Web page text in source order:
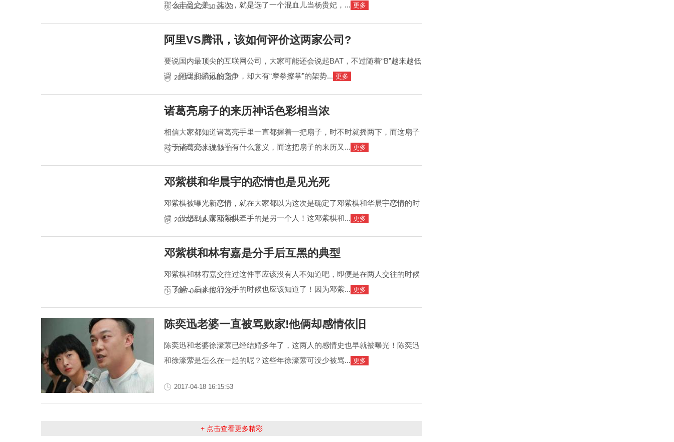
那么丰盈之美。其次，就是选了一个混血儿当杨贵妃，... 更多
2017-12-24 10:05:23
阿里VS腾讯，该如何评价这两家公司?
要说国内最顶尖的互联网公司，大家可能还会说起BAT，不过随着“B”越来越低
调，阿里和腾讯的竞争，却大有“摩拳擦掌”的架势... 更多
2017-12-24 09:34:20
诸葛亮扇子的来历神话色彩相当浓
相信大家都知道诸葛亮手里一直都握着一把扇子，时不时就摇两下，而这扇子
对于诸葛亮来说似乎有什么意义，而这把扇子的来历又... 更多
2017-12-23 17:12:11
邓紫棋和华晨宇的恋情也是见光死
邓紫棋被曝光新恋情，就在大家都以为这次是确定了邓紫棋和华晨宇恋情的时
候，没想到人家邓紫棋牵手的是另一个人！这邓紫棋和... 更多
2017-04-19 16:50:15
邓紫棋和林宥嘉是分手后互黑的典型
邓紫棋和林宥嘉交往过这件事应该没有人不知道吧，即便是在两人交往的时候
不了解，后来他们分手的时候也应该知道了！因为邓紫... 更多
2017-04-19 16:47:32
陈奕迅老婆一直被骂败家!他俩却感情依旧
陈奕迅和老婆徐濠萦已经结婚多年了，这两人的感情史也早就被曝光！陈奕迅
和徐濠萦是怎么在一起的呢？这些年徐濠萦可没少被骂... 更多
2017-04-18 16:15:53
+ 点击查看更多精彩